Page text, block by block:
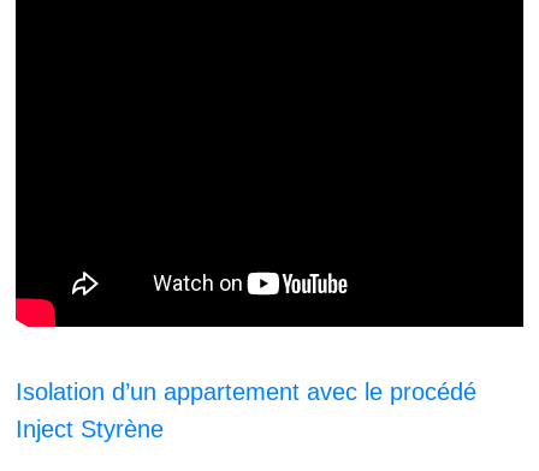
Isolation d’un appartement avec le procédé
Inject Styrène